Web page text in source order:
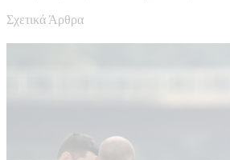
Σχετικά Άρθρα